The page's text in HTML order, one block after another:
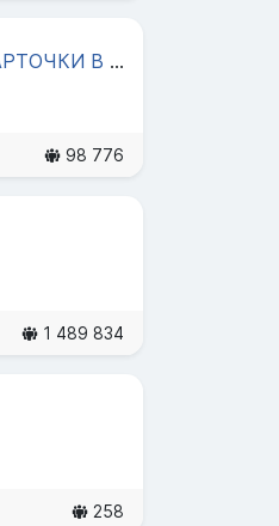
КОМБО ХАМСТЕРЕ КАРТОЧКИ В HUMSTERE
98 776
1 489 834
258